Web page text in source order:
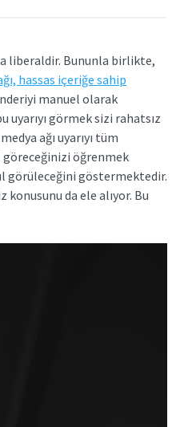
liberaldir. Bununla birlikte,
hassas içeriğe sahip
manuel olarak
uyarıyı görmek sizi rahatsız
ağı uyarıyı tüm
göreceğinizi öğrenmek
görüleceğini göstermektedir.
da ele alıyor. Bu